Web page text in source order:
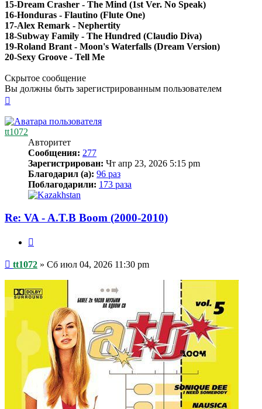
15-Dream Crasher - The Mind (1st Ver. No Speak)
16-Honduras - Flautino (Flute One)
17-Alex Remark - Nephertity
18-Subway Family - The Hundred (Claudio Diva)
19-Roland Brant - Moon's Waterfalls (Dream Version)
20-Sexy Groove - Tell Me
Скрытое сообщение
Вы должны быть зарегистрированным пользователем
началу
tt1072
Авторитет
Сообщения: 277
Зарегистрирован: Чт апр 23, 2026 5:15 pm
Благодарил (а): 96 раз
Поблагодарили: 173 раза
Re: VA - A.T.B Boom (2000-2010)
Сообщение
tt1072 » Сб июл 04, 2026 11:30 pm